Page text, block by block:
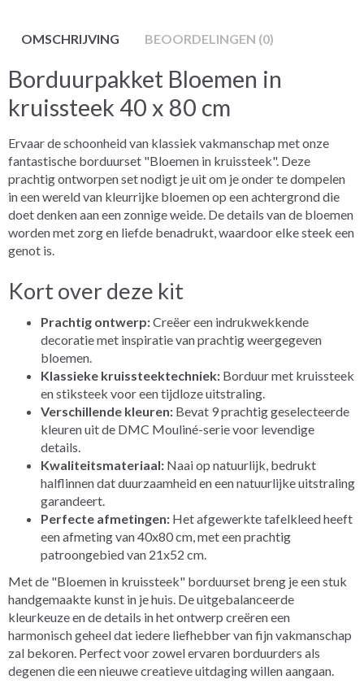
OMSCHRIJVING BEOORDELINGEN (0)
Borduurpakket Bloemen in
kruissteek 40 x 80 cm
Ervaar de schoonheid van klassiek vakmanschap met onze
fantastische borduurset "Bloemen in kruissteek". Deze
prachtig ontworpen set nodigt je uit om je onder te dompelen
in een wereld van kleurrijke bloemen op een achtergrond die
doet denken aan een zonnige weide. De details van de bloemen
worden met zorg en liefde benadrukt, waardoor elke steek een
genot is.
Kort over deze kit
Prachtig ontwerp:Creëer een indrukwekkende
decoratie met inspiratie van prachtig weergegeven
bloemen.
Klassieke kruissteektechniek: Borduur met kruissteek
en stiksteek voor een tijdloze uitstraling.
Verschillende kleuren: Bevat 9 prachtig geselecteerde
kleuren uit de DMC Mouliné-serie voor levendige
details.
Kwaliteitsmateriaal: Naai op natuurlijk, bedrukt
halflinnen dat duurzaamheid en een natuurlijke uitstraling
garandeert.
Perfecte afmetingen: Het afgewerkte tafelkleed heeft
een afmeting van 40x80 cm, met een prachtig
patroongebied van 21x52 cm.
Met de "Bloemen in kruissteek" borduurset breng je een stuk
handgemaakte kunst in je huis. De uitgebalanceerde
kleurkeuze en de details in het ontwerp creëren een
harmonisch geheel dat iedere liefhebber van fijn vakmanschap
zal bekoren. Perfect voor zowel ervaren borduurders als
degenen die een nieuwe creatieve uitdaging willen aangaan.